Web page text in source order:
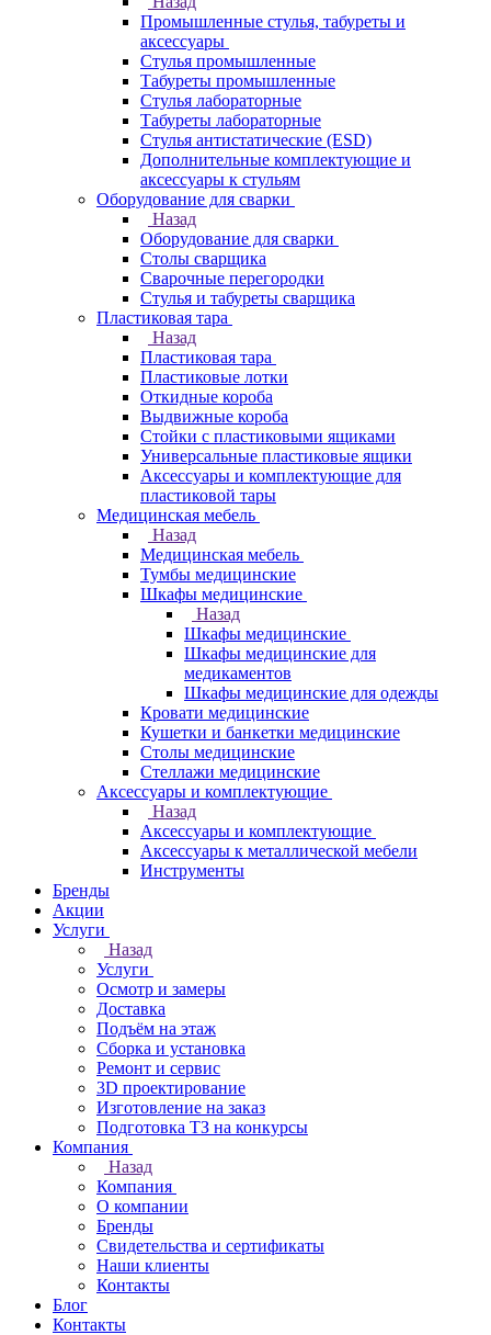
Промышленные стулья, табуреты и
аксессуары
Стулья промышленные
Табуреты промышленные
Стулья лабораторные
Табуреты лабораторные
Стулья антистатические (ESD)
Дополнительные комплектующие и
аксессуары к стульям
Оборудование для сварки
Назад
Оборудование для сварки
Столы сварщика
Сварочные перегородки
Стулья и табуреты сварщика
Пластиковая тара
Назад
Пластиковая тара
Пластиковые лотки
Откидные короба
Выдвижные короба
Стойки с пластиковыми ящиками
Универсальные пластиковые ящики
Аксессуары и комплектующие для
пластиковой тары
Медицинская мебель
Назад
Медицинская мебель
Тумбы медицинские
Шкафы медицинские
Назад
Шкафы медицинские
Шкафы медицинские для
медикаментов
Шкафы медицинские для одежды
Кровати медицинские
Кушетки и банкетки медицинские
Столы медицинские
Стеллажи медицинские
Аксессуары и комплектующие
Назад
Аксессуары и комплектующие
Аксессуары к металлической мебели
Инструменты
Бренды
Акции
Услуги
Назад
Услуги
Осмотр и замеры
Доставка
Подъём на этаж
Сборка и установка
Ремонт и сервис
3D проектирование
Изготовление на заказ
Подготовка ТЗ на конкурсы
Компания
Назад
Компания
О компании
Бренды
Свидетельства и сертификаты
Наши клиенты
Контакты
Блог
Контакты